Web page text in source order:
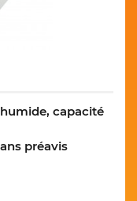
capacité
préavis